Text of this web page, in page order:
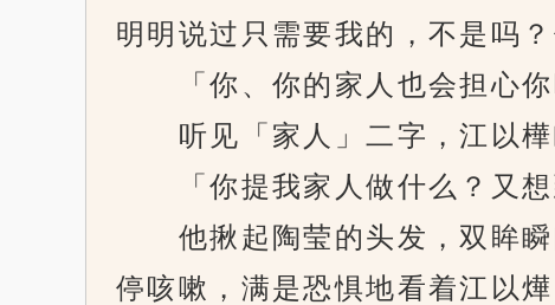
明明说过只需要我的，不是吗
「你、你的家人也会担心你
听见「家人」二字，江以樺
「你提我家人做什么？又想
他揪起陶莹的头发，双眸瞬
停咳嗽，满是恐惧地看着江以燁